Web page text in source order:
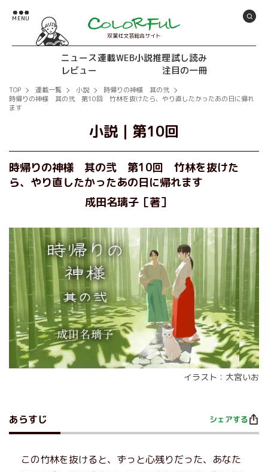
双葉社文芸総合サイト
ニュース連載WEB小説推理試し読み
レビュー
注目の一冊
TOP 連載一覧 小説
時帰りの神様 其の弐
時帰りの神様 其の弐 第10回 竹林を抜けたら、やり直したかったあの日に帰れ
ます
小説 ｜ 第10回
時帰りの神様 其の弐 第10回 竹林を抜けた
ら、やり直したかったあの日に帰れます
成田名璃子［著］
イラスト：大宮いお
あらすじ シェアする
この竹林を抜けると、ずっと心残りだった、あなた